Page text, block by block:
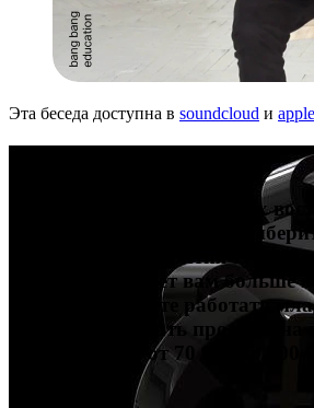
Эта беседа доступна в soundcloud и
Попробуйте себя в четырех
профессиях в дизайне и
дальнейшего развития ту
которая подойдет вам больше
обучения сможете работать
дизайнером, брать проекты на
зарабатывать от 70 000 до 200